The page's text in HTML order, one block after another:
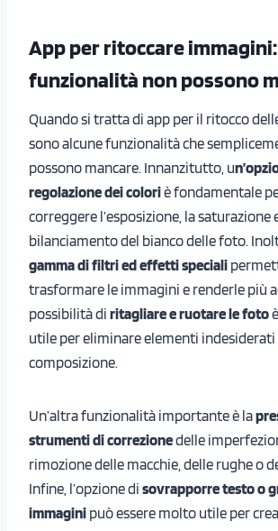
App per ritoccare
funzionalità non possono
Quando si tratta di app per il ritocco
sono alcune funzionalità che
possono mancare. Innanzitutto, u
regolazione dei coloriè fondamentale
correggere l’esposizione, la saturazione
bilanciamento del bianco delle foto.
gamma di filtri ed effetti speciali
trasformare le immagini e renderle più
possibilità di ritagliare e ruotare le foto
utile per eliminare elementi
composizione.
Un’altra funzionalità importante è la
strumenti di correzionedelle
rimozione delle macchie, delle rughe o
Infine, l’opzione di sovrapporre testo o
immagini può essere molto utile per